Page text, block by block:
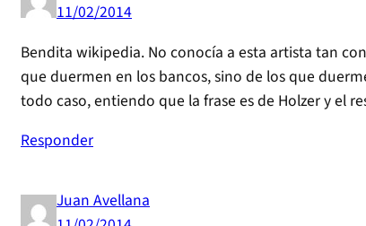
11/02/2014
Bendita wikipedia. No conocía a esta artista tan
que duermen en los bancos, sino de los que
todo caso, entiendo que la frase es de Holzer y el
Responder
Juan Avellana